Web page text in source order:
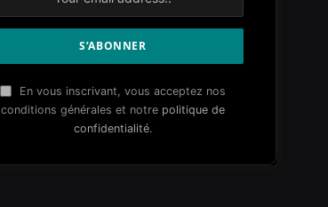
En vous inscrivant, vous acceptez nos
conditions générales et notre politique de
confidentialité.